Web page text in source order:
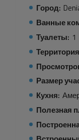
Город:
Ванные
Туалеты: 1
Размер
Кухня:
Полезная